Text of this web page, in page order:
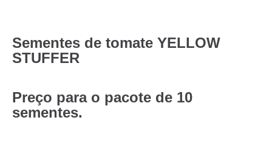
Sementes de tomate YELLOW
STUFFER
Preço para o pacote de 10
sementes.